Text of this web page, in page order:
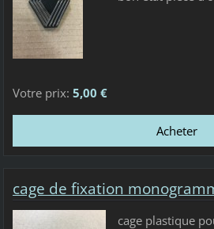
Votre prix: 5,00 €
cage de fixation
cage plastique